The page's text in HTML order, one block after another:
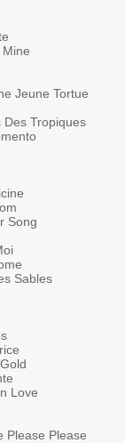
Jeune Tortue
Des Tropiques
Song
Sables
Love
Please Please